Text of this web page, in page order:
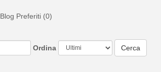
Blog Preferiti (0)
Ordina